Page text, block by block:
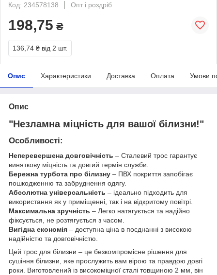
Код: 234578138
Опт і роздріб
198,75 ₴
136,74 ₴ від 2 шт.
Опис Характеристики Доставка Оплата Умови
Опис
"Незламна міцність для вашої білизни!"
Особливості:
Неперевершена довговічність – Сталевий трос гарантує
виняткову міцність та довгий термін служби.
Бережна турбота про білизну – ПВХ покриття запобігає
пошкодженню та забруднення одягу.
Абсолютна універсальність – ідеально підходить для
використання як у приміщенні, так і на відкритому повітрі.
Максимальна зручність – Легко натягується та надійно
фіксується, не розтягується з часом.
Вигідна економія – доступна ціна в поєднанні з високою
надійністю та довговічністю.
Цей трос для білизни – це безкомпромісне рішення для
сушіння білизни, яке прослужить вам вірою та правдою довгі
роки. Виготовлений із високоміцної сталі товщиною 2 мм, він